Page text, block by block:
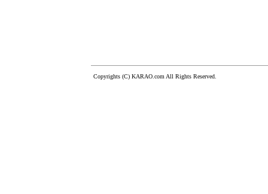
Copyrights (C) KARAO.com All Rights Reserved.